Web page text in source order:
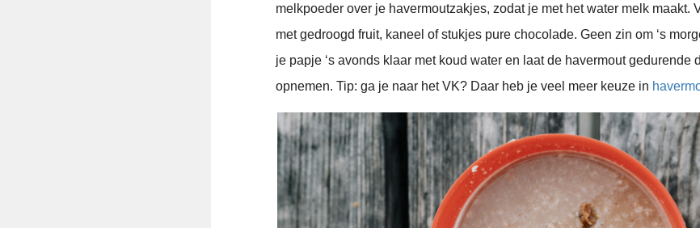
melkpoeder over je havermoutzakjes, zodat je met het water melk maakt.
met gedroogd fruit, kaneel of stukjes pure chocolade. Geen zin om ‘s
je papje ‘s avonds klaar met koud water en laat de havermout gedurende
opnemen. Tip: ga je naar het VK? Daar heb je veel meer keuze in